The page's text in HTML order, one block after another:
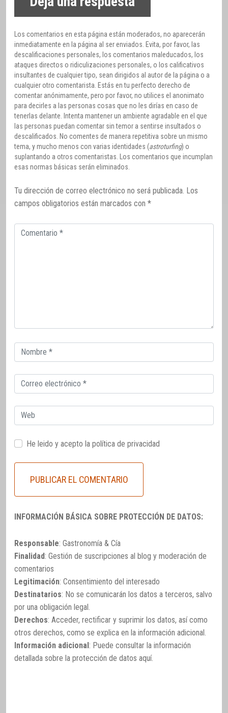
Los comentarios en esta página están moderados, no aparecerán
inmediatamente en la página al ser enviados. Evita, por favor, las
descalificaciones personales, los comentarios maleducados, los
ataques directos o ridiculizaciones personales, o los calificativos
insultantes de cualquier tipo, sean dirigidos al autor de la página o a
cualquier otro comentarista. Estás en tu perfecto derecho de
comentar anónimamente, pero por favor, no utilices el anonimato
para decirles a las personas cosas que no les dirías en caso de
tenerlas delante. Intenta mantener un ambiente agradable en el que
las personas puedan comentar sin temor a sentirse insultados o
descalificados. No comentes de manera repetitiva sobre un mismo
tema, y mucho menos con varias identidades (astroturfing) o
suplantando a otros comentaristas. Los comentarios que incumplan
esas normas básicas serán eliminados.
Tu dirección de correo electrónico no será publicada. Los
campos obligatorios están marcados con *
Comentario
Correo
electrónico
Correo
electrónico
Web
He leido y acepto la política de privacidad
INFORMACIÓN BÁSICA SOBRE PROTECCIÓN DE DATOS:
Responsable: Gastronomía & Cía
Finalidad: Gestión de suscripciones al blog y moderación de
comentarios
Legitimación: Consentimiento del interesado
Destinatarios: No se comunicarán los datos a terceros, salvo
por una obligación legal.
Derechos: Acceder, rectificar y suprimir los datos, así como
otros derechos, como se explica en la información adicional.
Información adicional: Puede consultar la información
detallada sobre la protección de datos aquí.